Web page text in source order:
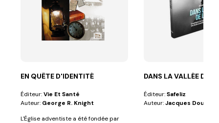
EN QUÊTE D'IDENTITÉ
Éditeur:Vie Et Santé
Auteur: George R. Knight
L'Église adventiste a été fondée par
DANS LA VALLÉE DE
Éditeur:Safeliz
Auteur:Jacques Doukhan